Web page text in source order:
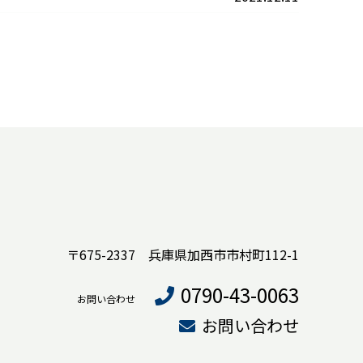
〒675-2337 兵庫県加西市市村町112-1
お問い合わせ 0790-43-0063
お問い合わせ